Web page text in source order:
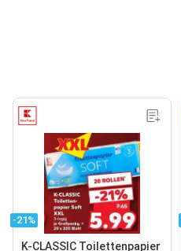
-21%
K-CLASSIC Toilettenpapier